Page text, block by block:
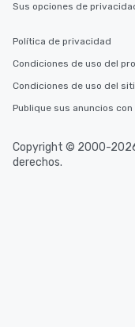
Sus opciones de
Política de privacidad
Condiciones de uso del
Condiciones de uso del
Publique sus anuncios
Copyright © 2000-
derechos.